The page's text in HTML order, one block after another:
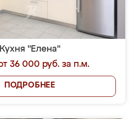
Кухня "Елена"
36 000 руб. за п.м.
ПОДРОБНЕЕ